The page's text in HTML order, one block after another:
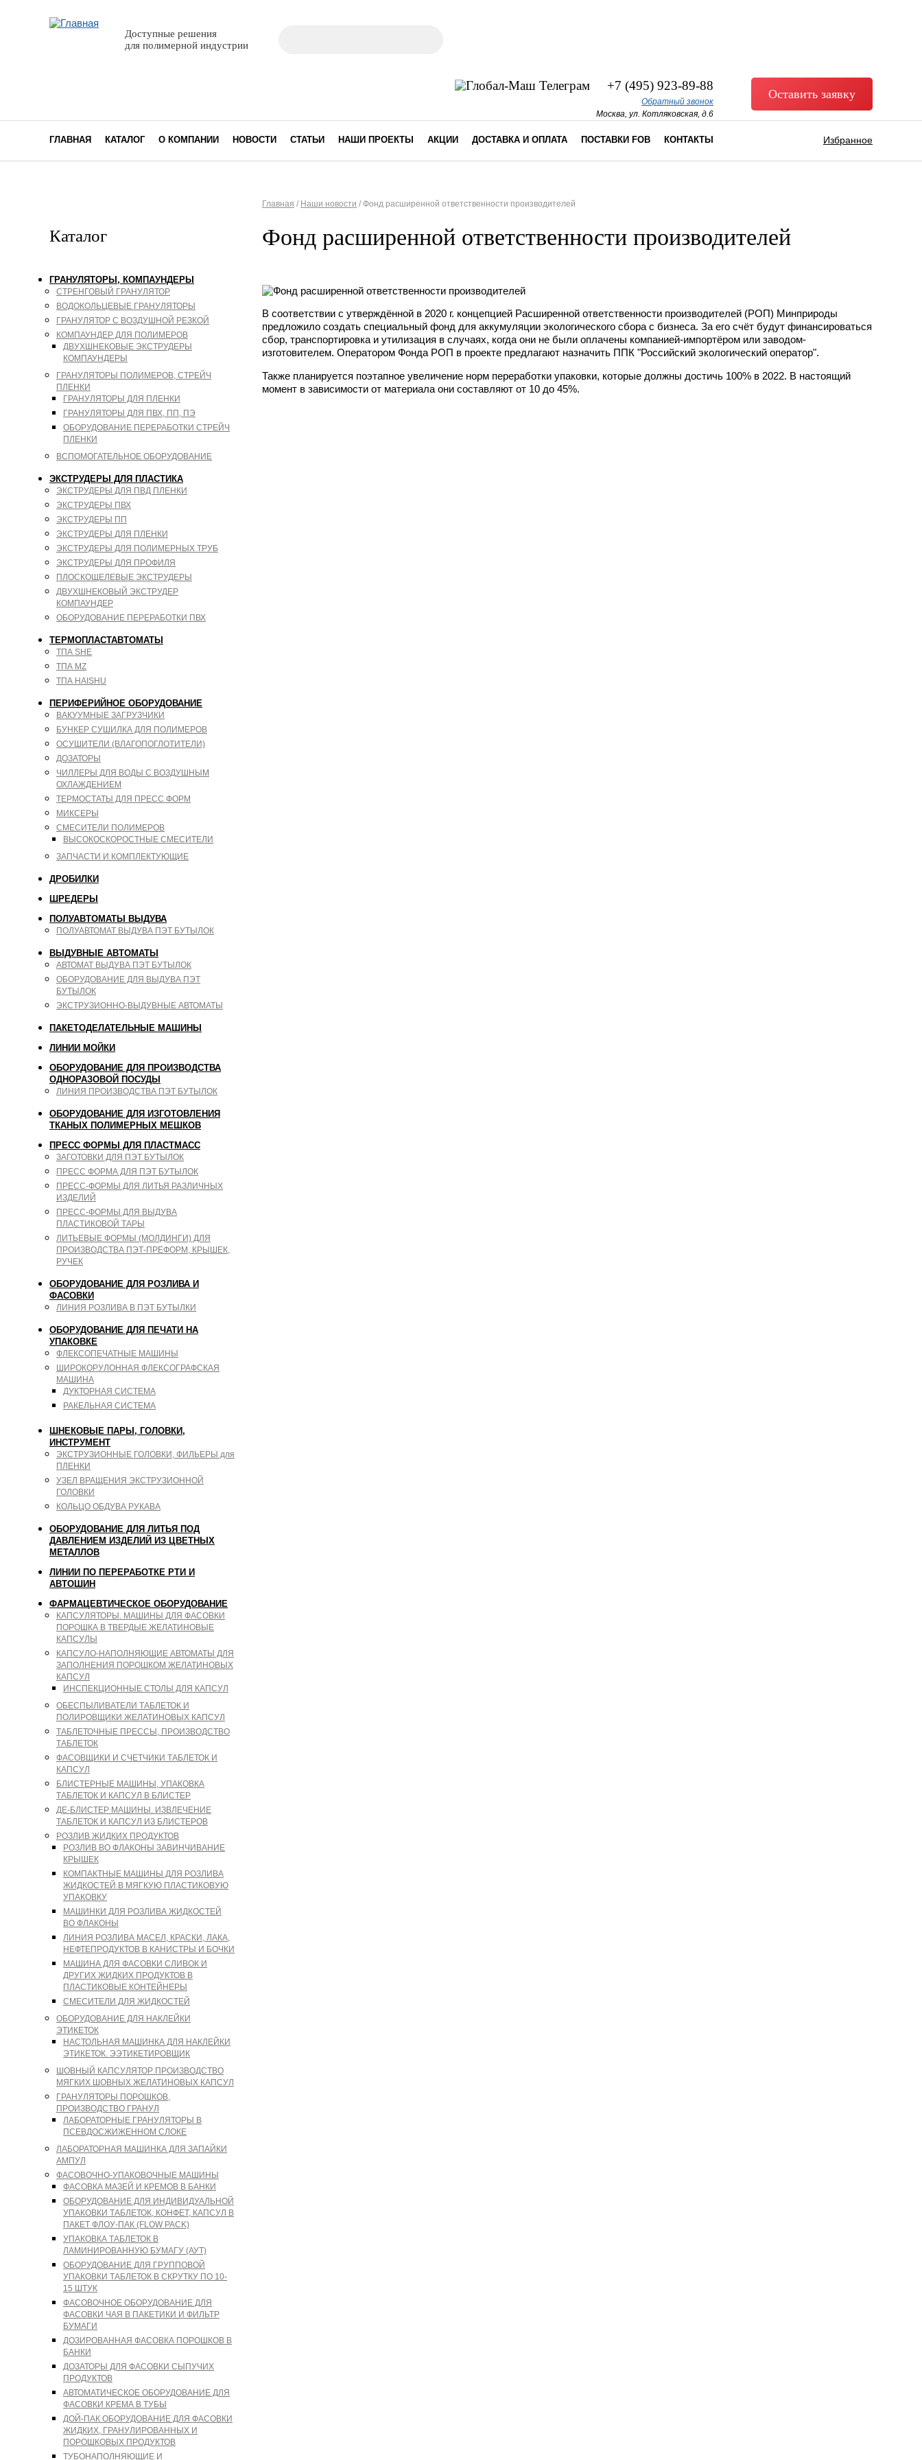
Доступные решения
для полимерной индустрии
+7 (495) 923-89-88
Обратный звонок
Москва, ул. Котляковская, д.6
Оставить заявку
ГЛАВНАЯ КАТАЛОГ О КОМПАНИИ НОВОСТИ СТАТЬИ НАШИ ПРОЕКТЫ АКЦИИ ДОСТАВКА И ОПЛАТА ПОСТАВКИ FOB КОНТАКТЫ Избранное
Каталог
ГРАНУЛЯТОРЫ, КОМПАУНДЕРЫ
СТРЕНГОВЫЙ ГРАНУЛЯТОР
ВОДОКОЛЬЦЕВЫЕ ГРАНУЛЯТОРЫ
ГРАНУЛЯТОР С ВОЗДУШНОЙ РЕЗКОЙ
КОМПАУНДЕР ДЛЯ ПОЛИМЕРОВ
ДВУХШНЕКОВЫЕ ЭКСТРУДЕРЫ
КОМПАУНДЕРЫ
ГРАНУЛЯТОРЫ ПОЛИМЕРОВ, СТРЕЙЧ
ПЛЕНКИ
ГРАНУЛЯТОРЫ ДЛЯ ПЛЕНКИ
ГРАНУЛЯТОРЫ ДЛЯ ПВХ, ПП, ПЭ
ОБОРУДОВАНИЕ ПЕРЕРАБОТКИ СТРЕЙЧ
ПЛЕНКИ
ВСПОМОГАТЕЛЬНОЕ ОБОРУДОВАНИЕ
ЭКСТРУДЕРЫ ДЛЯ ПЛАСТИКА
ЭКСТРУДЕРЫ ДЛЯ ПВД ПЛЕНКИ
ЭКСТРУДЕРЫ ПВХ
ЭКСТРУДЕРЫ ПП
ЭКСТРУДЕРЫ ДЛЯ ПЛЕНКИ
ЭКСТРУДЕРЫ ДЛЯ ПОЛИМЕРНЫХ ТРУБ
ЭКСТРУДЕРЫ ДЛЯ ПРОФИЛЯ
ПЛОСКОЩЕЛЕВЫЕ ЭКСТРУДЕРЫ
ДВУХШНЕКОВЫЙ ЭКСТРУДЕР
КОМПАУНДЕР
ОБОРУДОВАНИЕ ПЕРЕРАБОТКИ ПВХ
ТЕРМОПЛАСТАВТОМАТЫ
ТПА SHE
ТПА MZ
ТПА HAISHU
ПЕРИФЕРИЙНОЕ ОБОРУДОВАНИЕ
ВАКУУМНЫЕ ЗАГРУЗЧИКИ
БУНКЕР СУШИЛКА ДЛЯ ПОЛИМЕРОВ
ОСУШИТЕЛИ (ВЛАГОПОГЛОТИТЕЛИ)
ДОЗАТОРЫ
ЧИЛЛЕРЫ ДЛЯ ВОДЫ С ВОЗДУШНЫМ
ОХЛАЖДЕНИЕМ
ТЕРМОСТАТЫ ДЛЯ ПРЕСС ФОРМ
МИКСЕРЫ
СМЕСИТЕЛИ ПОЛИМЕРОВ
ВЫСОКОСКОРОСТНЫЕ СМЕСИТЕЛИ
ЗАПЧАСТИ И КОМПЛЕКТУЮЩИЕ
ДРОБИЛКИ
ШРЕДЕРЫ
ПОЛУАВТОМАТЫ ВЫДУВА
ПОЛУАВТОМАТ ВЫДУВА ПЭТ БУТЫЛОК
ВЫДУВНЫЕ АВТОМАТЫ
АВТОМАТ ВЫДУВА ПЭТ БУТЫЛОК
ОБОРУДОВАНИЕ ДЛЯ ВЫДУВА ПЭТ
БУТЫЛОК
ЭКСТРУЗИОННО-ВЫДУВНЫЕ АВТОМАТЫ
ПАКЕТОДЕЛАТЕЛЬНЫЕ МАШИНЫ
ЛИНИИ МОЙКИ
ОБОРУДОВАНИЕ ДЛЯ ПРОИЗВОДСТВА
ОДНОРАЗОВОЙ ПОСУДЫ
ЛИНИЯ ПРОИЗВОДСТВА ПЭТ БУТЫЛОК
ОБОРУДОВАНИЕ ДЛЯ ИЗГОТОВЛЕНИЯ
ТКАНЫХ ПОЛИМЕРНЫХ МЕШКОВ
ПРЕСС ФОРМЫ ДЛЯ ПЛАСТМАСС
ЗАГОТОВКИ ДЛЯ ПЭТ БУТЫЛОК
ПРЕСС ФОРМА ДЛЯ ПЭТ БУТЫЛОК
ПРЕСС-ФОРМЫ ДЛЯ ЛИТЬЯ РАЗЛИЧНЫХ
ИЗДЕЛИЙ
ПРЕСС-ФОРМЫ ДЛЯ ВЫДУВА
ПЛАСТИКОВОЙ ТАРЫ
ЛИТЬЕВЫЕ ФОРМЫ (МОЛДИНГИ) ДЛЯ
ПРОИЗВОДСТВА ПЭТ-ПРЕФОРМ, КРЫШЕК,
РУЧЕК
ОБОРУДОВАНИЕ ДЛЯ РОЗЛИВА И
ФАСОВКИ
ЛИНИЯ РОЗЛИВА В ПЭТ БУТЫЛКИ
ОБОРУДОВАНИЕ ДЛЯ ПЕЧАТИ НА
УПАКОВКЕ
ФЛЕКСОПЕЧАТНЫЕ МАШИНЫ
ШИРОКОРУЛОННАЯ ФЛЕКСОГРАФСКАЯ
МАШИНА
ДУКТОРНАЯ СИСТЕМА
РАКЕЛЬНАЯ СИСТЕМА
ШНЕКОВЫЕ ПАРЫ, ГОЛОВКИ,
ИНСТРУМЕНТ
ЭКСТРУЗИОННЫЕ ГОЛОВКИ, ФИЛЬЕРЫ для
ПЛЕНКИ
УЗЕЛ ВРАЩЕНИЯ ЭКСТРУЗИОННОЙ
ГОЛОВКИ
КОЛЬЦО ОБДУВА РУКАВА
ОБОРУДОВАНИЕ ДЛЯ ЛИТЬЯ ПОД
ДАВЛЕНИЕМ ИЗДЕЛИЙ ИЗ ЦВЕТНЫХ
МЕТАЛЛОВ
ЛИНИИ ПО ПЕРЕРАБОТКЕ РТИ И
АВТОШИН
ФАРМАЦЕВТИЧЕСКОЕ ОБОРУДОВАНИЕ
КАПСУЛЯТОРЫ. МАШИНЫ ДЛЯ ФАСОВКИ
ПОРОШКА В ТВЕРДЫЕ ЖЕЛАТИНОВЫЕ
КАПСУЛЫ
КАПСУЛО-НАПОЛНЯЮЩИЕ АВТОМАТЫ ДЛЯ
ЗАПОЛНЕНИЯ ПОРОШКОМ ЖЕЛАТИНОВЫХ
КАПСУЛ
ИНСПЕКЦИОННЫЕ СТОЛЫ ДЛЯ КАПСУЛ
ОБЕСПЫЛИВАТЕЛИ ТАБЛЕТОК И
ПОЛИРОВЩИКИ ЖЕЛАТИНОВЫХ КАПСУЛ
ТАБЛЕТОЧНЫЕ ПРЕССЫ, ПРОИЗВОДСТВО
ТАБЛЕТОК
ФАСОВЩИКИ И СЧЕТЧИКИ ТАБЛЕТОК И
КАПСУЛ
БЛИСТЕРНЫЕ МАШИНЫ, УПАКОВКА
ТАБЛЕТОК И КАПСУЛ В БЛИСТЕР
ДЕ-БЛИСТЕР МАШИНЫ. ИЗВЛЕЧЕНИЕ
ТАБЛЕТОК И КАПСУЛ ИЗ БЛИСТЕРОВ
РОЗЛИВ ЖИДКИХ ПРОДУКТОВ
РОЗЛИВ ВО ФЛАКОНЫ ЗАВИНЧИВАНИЕ
КРЫШЕК
КОМПАКТНЫЕ МАШИНЫ ДЛЯ РОЗЛИВА
ЖИДКОСТЕЙ В МЯГКУЮ ПЛАСТИКОВУЮ
УПАКОВКУ
МАШИНКИ ДЛЯ РОЗЛИВА ЖИДКОСТЕЙ
ВО ФЛАКОНЫ
ЛИНИЯ РОЗЛИВА МАСЕЛ, КРАСКИ, ЛАКА,
НЕФТЕПРОДУКТОВ В КАНИСТРЫ И БОЧКИ
МАШИНА ДЛЯ ФАСОВКИ СЛИВОК И
ДРУГИХ ЖИДКИХ ПРОДУКТОВ В
ПЛАСТИКОВЫЕ КОНТЕЙНЕРЫ
СМЕСИТЕЛИ ДЛЯ ЖИДКОСТЕЙ
ОБОРУДОВАНИЕ ДЛЯ НАКЛЕЙКИ
ЭТИКЕТОК
НАСТОЛЬНАЯ МАШИНКА ДЛЯ НАКЛЕЙКИ
ЭТИКЕТОК. ЭЭТИКЕТИРОВЩИК
ШОВНЫЙ КАПСУЛЯТОР ПРОИЗВОДСТВО
МЯГКИХ ШОВНЫХ ЖЕЛАТИНОВЫХ КАПСУЛ
ГРАНУЛЯТОРЫ ПОРОШКОВ,
ПРОИЗВОДСТВО ГРАНУЛ
ЛАБОРАТОРНЫЕ ГРАНУЛЯТОРЫ В
ПСЕВДОСЖИЖЕННОМ СЛОКЕ
ЛАБОРАТОРНАЯ МАШИНКА ДЛЯ ЗАПАЙКИ
АМПУЛ
ФАСОВОЧНО-УПАКОВОЧНЫЕ МАШИНЫ
ФАСОВКА МАЗЕЙ И КРЕМОВ В БАНКИ
ОБОРУДОВАНИЕ ДЛЯ ИНДИВИДУАЛЬНОЙ
УПАКОВКИ ТАБЛЕТОК, КОНФЕТ, КАПСУЛ В
ПАКЕТ ФЛОУ-ПАК (FLOW PACK)
УПАКОВКА ТАБЛЕТОК В
ЛАМИНИРОВАННУЮ БУМАГУ (АУТ)
ОБОРУДОВАНИЕ ДЛЯ ГРУППОВОЙ
УПАКОВКИ ТАБЛЕТОК В СКРУТКУ ПО 10-
15 ШТУК
ФАСОВОЧНОЕ ОБОРУДОВАНИЕ ДЛЯ
ФАСОВКИ ЧАЯ В ПАКЕТИКИ И ФИЛЬТР
БУМАГИ
ДОЗИРОВАННАЯ ФАСОВКА ПОРОШКОВ В
БАНКИ
ДОЗАТОРЫ ДЛЯ ФАСОВКИ СЫПУЧИХ
ПРОДУКТОВ
АВТОМАТИЧЕСКОЕ ОБОРУДОВАНИЕ ДЛЯ
ФАСОВКИ КРЕМА В ТУБЫ
ДОЙ-ПАК ОБОРУДОВАНИЕ ДЛЯ ФАСОВКИ
ЖИДКИХ, ГРАНУЛИРОВАННЫХ И
ПОРОШКОВЫХ ПРОДУКТОВ
ТУБОНАПОЛНЯЮЩИЕ И
Главная / Наши новости / Фонд расширенной ответственности производителей
Фонд расширенной ответственности производителей
В соответствии с утверждённой в 2020 г. концепцией Расширенной ответственности производителей (РОП) Минприроды
предложило создать специальный фонд для аккумуляции экологического сбора с бизнеса. За его счёт будут финансироваться
сбор, транспортировка и утилизация в случаях, когда они не были оплачены компанией-импортёром или заводом-
изготовителем. Оператором Фонда РОП в проекте предлагают назначить ППК "Российский экологический оператор".
Также планируется поэтапное увеличение норм переработки упаковки, которые должны достичь 100% в 2022. В настоящий
момент в зависимости от материала они составляют от 10 до 45%.